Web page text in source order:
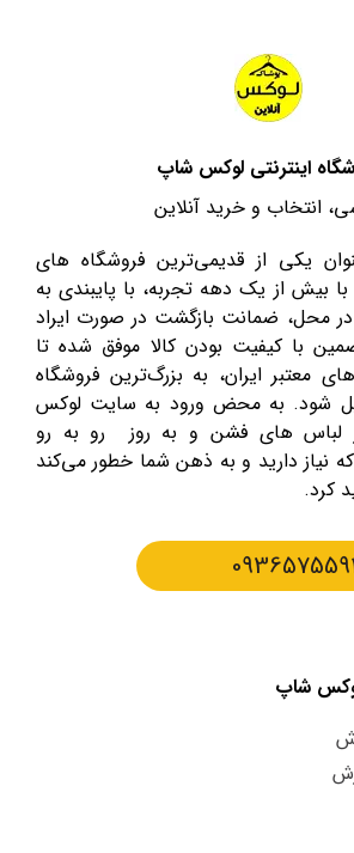
اینترنتی لوکس شاپ
انتخاب و خرید آنلاین
یکی از قدیمی‌ترین فروشگاه های
بیش از یک دهه تجربه، با پایبندی به
محل، ضمانت بازگشت در صورت ایراد
با کیفیت بودن کالا موفق شده تا
معتبر ایران، به بزرگ‌ترین فروشگاه
شود. به محض ورود به سایت لوکس
لباس های فشن و به روز رو به رو
نیاز دارید و به ذهن شما خطور می‌کند
کرد.
شاپ